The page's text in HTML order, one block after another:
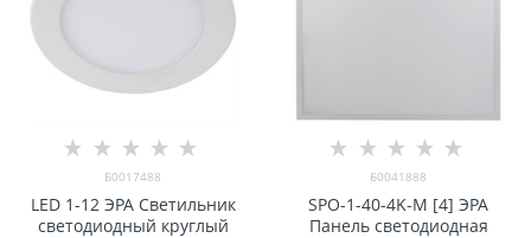
Б0017488
LED 1-12 ЭРА Светильник
светодиодный круглый
Б0041888
SPO-1-40-4K-M [4] ЭРА
Панель светодиодная